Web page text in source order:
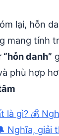
lại, hỗn
mang tính
“hỗn danh”
phù hợp
là gì? 💰
Nghĩa, giải